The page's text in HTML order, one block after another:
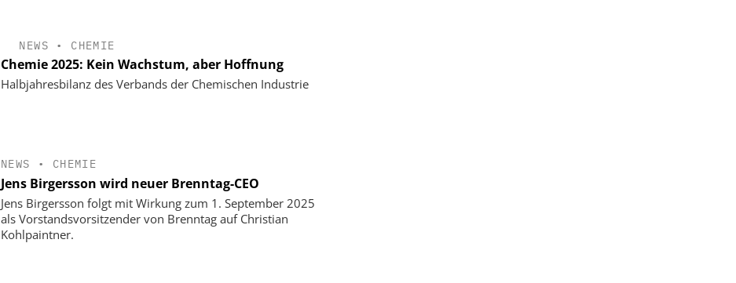
NEWS • CHEMIE
Chemie 2025: Kein Wachstum, aber Hoffnung
Halbjahresbilanz des Verbands der Chemischen Industrie
NEWS • CHEMIE
Jens Birgersson wird neuer Brenntag-CEO
Jens Birgersson folgt mit Wirkung zum 1. September 2025
als Vorstandsvorsitzender von Brenntag auf Christian
Kohlpaintner.